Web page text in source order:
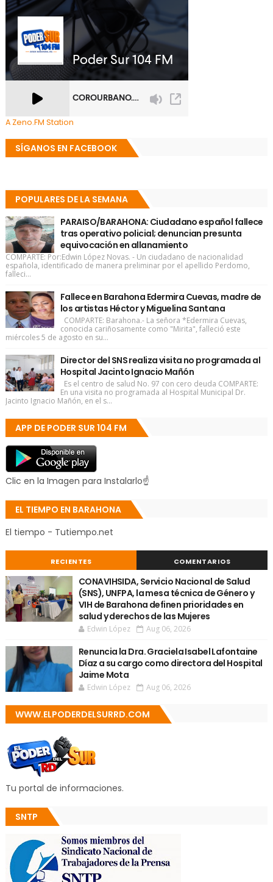
A Zeno.FM Station
SÍGANOS EN FACEBOOK
POPULARES DE LA SEMANA
PARAISO/BARAHONA: Ciudadano español fallece
tras operativo policial; denuncian presunta
equivocación en allanamiento
COMPARTE: Por:Edwin López Novas. - Un ciudadano de nacionalidad
española, identificado de manera preliminar por el apellido Perdomo,
falleci...
Fallece en Barahona Edermira Cuevas, madre de
los artistas Héctor y Miguelina Santana
COMPARTE: Barahona.- La señora *Edermira Cuevas,
conocida cariñosamente como "Mirita", falleció este
miércoles 5 de agosto en su...
Director del SNS realiza visita no programada al
Hospital Jacinto Ignacio Mañón
Es el centro de salud No. 97 con cero deuda COMPARTE:
En una visita no programada al Hospital Municipal Dr.
Jacinto Ignacio Mañón, en el s...
APP DE PODER SUR 104 FM
Clic en la Imagen para Instalarlo☝
EL TIEMPO EN BARAHONA
El tiempo - Tutiempo.net
RECIENTES COMENTARIOS
CONAVIHSIDA, Servicio Nacional de Salud
(SNS), UNFPA, la mesa técnica de Género y
VIH de Barahona definen prioridades en
salud y derechos de las Mujeres
Edwin López Aug 06, 2026
Renuncia la Dra. Graciela Isabel Lafontaine
Díaz a su cargo como directora del Hospital
Jaime Mota
Edwin López Aug 06, 2026
WWW.ELPODERDELSURRD.COM
Tu portal de informaciones.
SNTP